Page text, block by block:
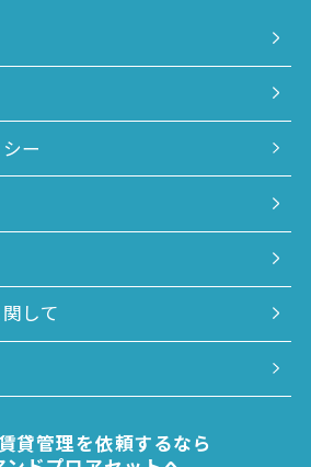
ー
して
貸管理を依頼するなら